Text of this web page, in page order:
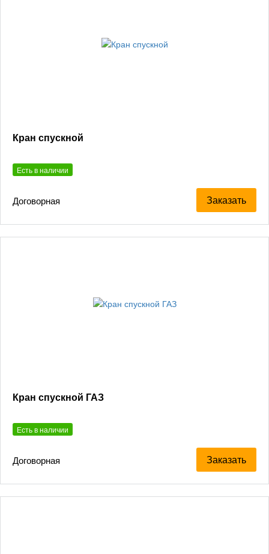
Кран спускной
Есть в наличии
Договорная Заказать
Кран спускной ГАЗ
Есть в наличии
Договорная Заказать